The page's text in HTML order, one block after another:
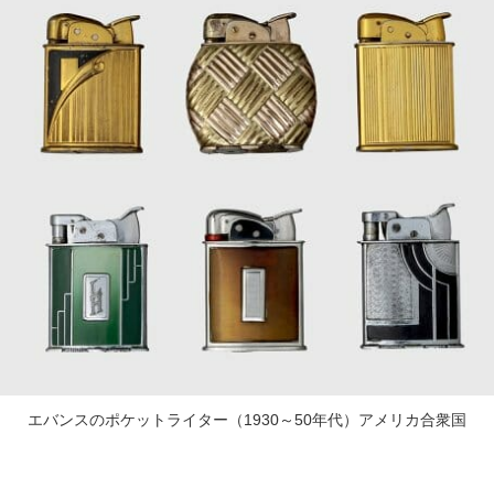
エバンスのポケットライター（1930～50年代）アメリカ合衆国